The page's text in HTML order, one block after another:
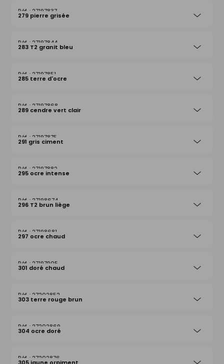
27197837
279 pierre grisée
27197844
283 T2 granit bleu
27197851
285 terre d'ocre
27197868
289 cendre vert clair
27197875
291 gris ciment
27197882
295 ocre intense
27198674
296 T2 brun liège
27198681
297 ocre chaud
27197905
301 doré chaud
27202852
303 terre rouge brun
27202869
304 ocre doré
27202876